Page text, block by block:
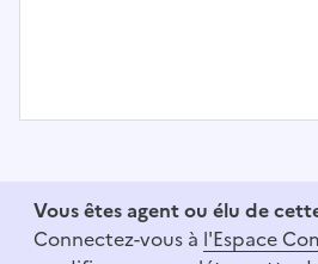
Vous êtes agent ou élu de
Connectez-vous à l'Espace